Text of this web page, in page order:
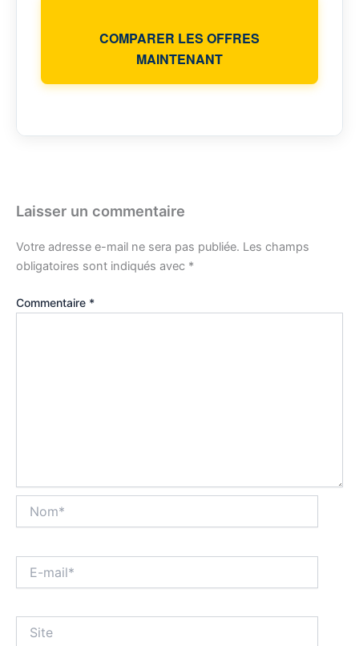
COMPARER LES OFFRES
MAINTENANT
Laisser un commentaire
Votre adresse e-mail ne sera pas publiée. Les champs
obligatoires sont indiqués avec *
Commentaire *
mail*